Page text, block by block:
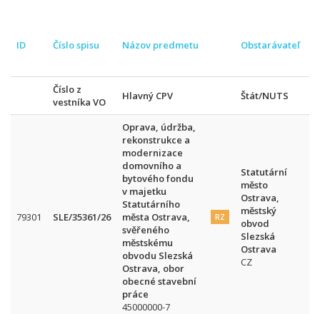
ID Číslo spisu Názov predmetu Obstarávateľ
Číslo z
vestníka VO
Hlavný CPV Štát/NUTS
79301 SLE/35361/26
Oprava, údržba,
rekonstrukce a
modernizace
domovního a
bytového fondu
v majetku
Statutárního
města Ostrava,
svěřeného
městskému
obvodu Slezská
Ostrava, obor
obecné stavební
práce
45000000-7
RZ
Statutární
město
Ostrava,
městský
obvod
Slezská
Ostrava
CZ